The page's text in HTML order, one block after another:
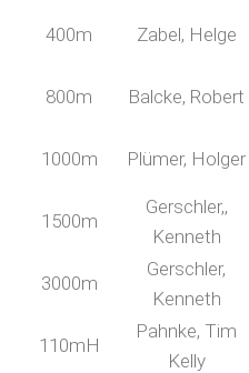
400m Zabel, Helge
800m Balcke, Robert
1000m Plümer, Holger
1500m
Gerschler,,
Kenneth
3000m
Gerschler,
Kenneth
110mH
Pahnke, Tim
Kelly